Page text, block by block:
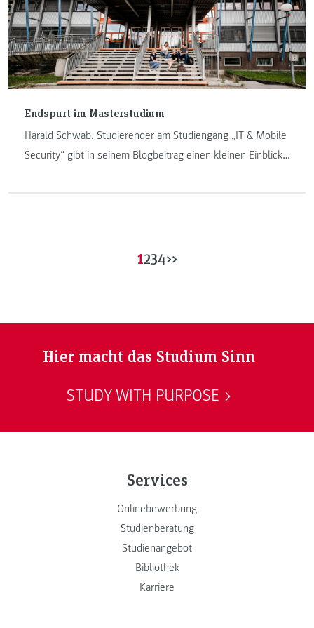
Endspurt im Masterstudium
Harald Schwab, Studierender am Studiengang „IT & Mobile
Security“ gibt in seinem Blogbeitrag einen kleinen Einblick
1234>>
Hier macht das Studium Sinn
STUDY WITH PURPOSE
Services
Onlinebewerbung
Studienberatung
Studienangebot
Bibliothek
Karriere